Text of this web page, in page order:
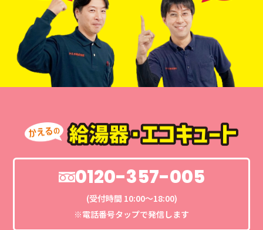
0120-357-005
(受付時間 10:00〜18:00)
※電話番号タップで発信します